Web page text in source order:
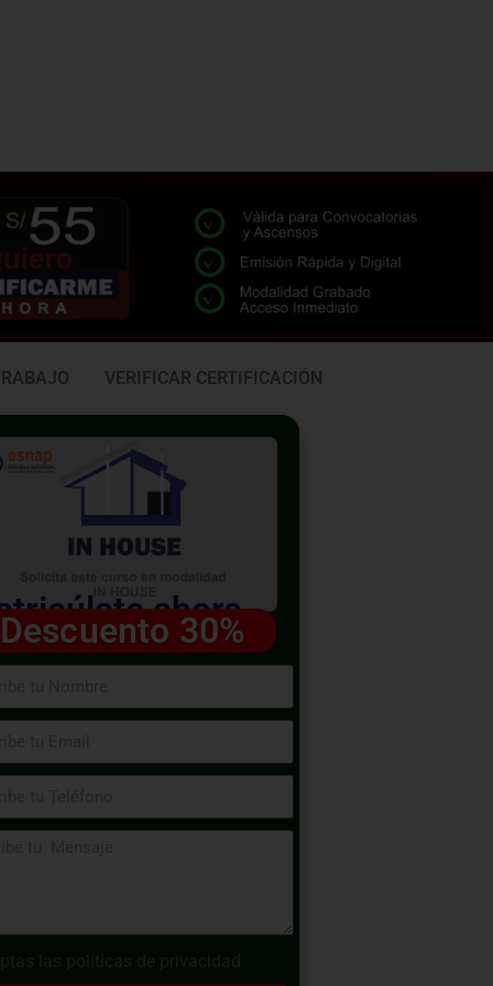
VERIFICAR CERTIFICACIÓN
ahora
Descuento 30%